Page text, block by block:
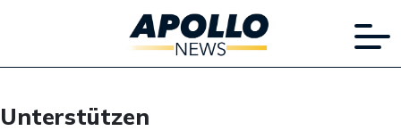
Unterstützen